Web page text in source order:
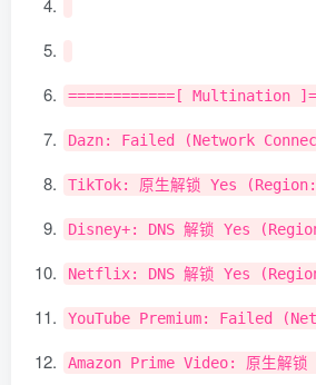
============[ Multination
Dazn: Failed (Network
TikTok: 原生解锁 Yes (Region:
Disney+: DNS 解锁 Yes (
Netflix: DNS 解锁 Yes (
YouTube Premium: Failed (
Amazon Prime Video: 原生解锁